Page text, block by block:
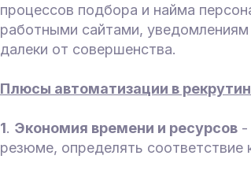
процессов подбора и найма
работными сайтами,
далеки от совершенства.
Плюсы автоматизации в
1. Экономия времени и ресурсов -
резюме, определять соответствие